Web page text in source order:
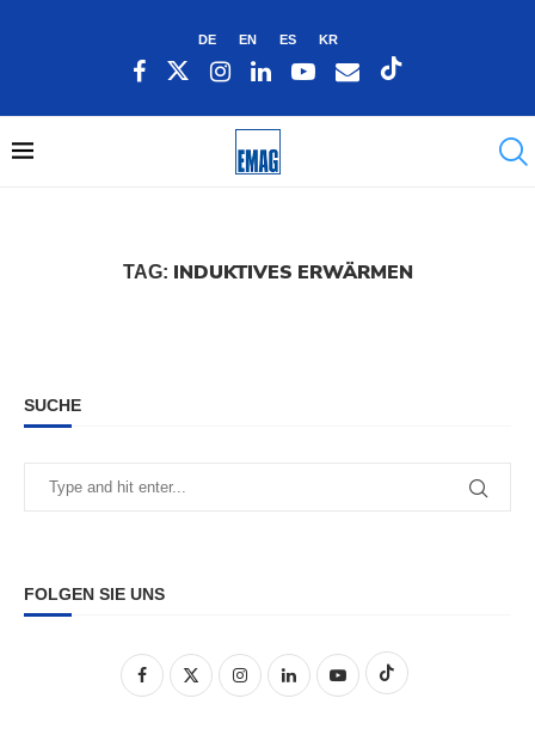
DE EN ES KR
TAG: INDUKTIVES ERWÄRMEN
SUCHE
FOLGEN SIE UNS